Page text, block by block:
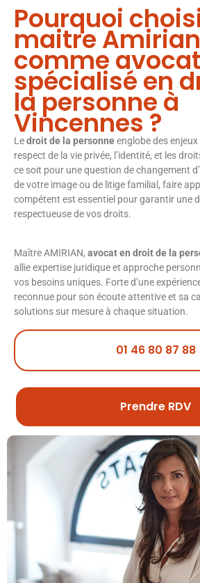
Pourquoi
maitre Amirian
comme avocat
spécialisé en
la personne à
Vincennes ?
Ledroit de la personneenglobe des
respect de la vie privée, l’identité, et les
ce soit pour une question de changement
de votre image ou de litige familial, faire
compétent est essentiel pour garantir une
respectueuse de vos droits.
Maître AMIRIAN, avocat en droit de la
allie expertise juridique et approche
vos besoins uniques. Forte d’une
reconnue pour son écoute attentive et sa
solutions sur mesure à chaque situation.
01 46 80 87 88
Prendre RDV